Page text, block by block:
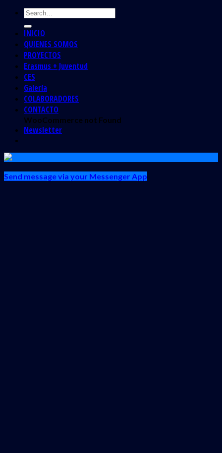
INICIO
QUIENES SOMOS
PROYECTOS
Erasmus + Juventud
CES
Galería
COLABORADORES
CONTACTO
WooCommerce not Found
Newsletter
Send message via your Messenger App